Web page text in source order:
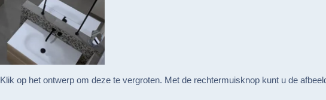
Klik op het ontwerp om deze te vergroten. Met de rechtermuisknop kunt u de